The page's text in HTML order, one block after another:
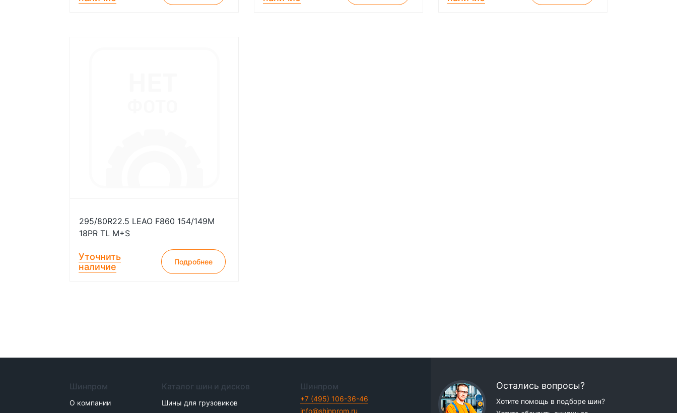
295/80R22.5 LEAO F860 154/149M
18PR TL M+S
Уточнить
наличие
Подробнее
Шинпром
О компании
Каталог шин и дисков
Шины для грузовиков
Шинпром
+7 (495) 106-36-46
info@shinprom.ru
Остались вопросы?
Хотите помощь в подборе шин?